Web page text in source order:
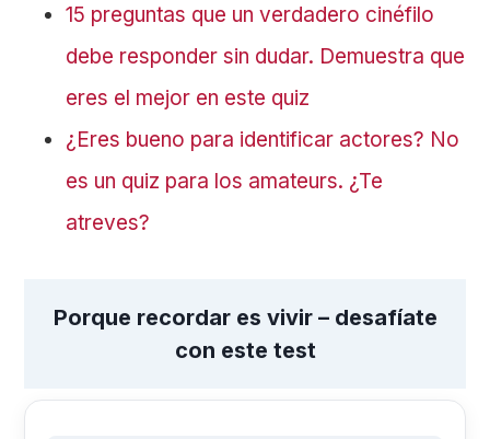
15 preguntas que un verdadero cinéfilo
debe responder sin dudar. Demuestra que
eres el mejor en este quiz
¿Eres bueno para identificar actores? No
es un quiz para los amateurs. ¿Te
atreves?
Porque recordar es vivir – desafíate
con este test